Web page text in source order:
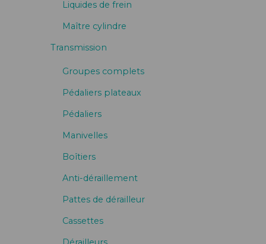
Liquides de frein
Maître cylindre
Transmission
Groupes complets
Pédaliers plateaux
Pédaliers
Manivelles
Boîtiers
Anti-déraillement
Pattes de dérailleur
Cassettes